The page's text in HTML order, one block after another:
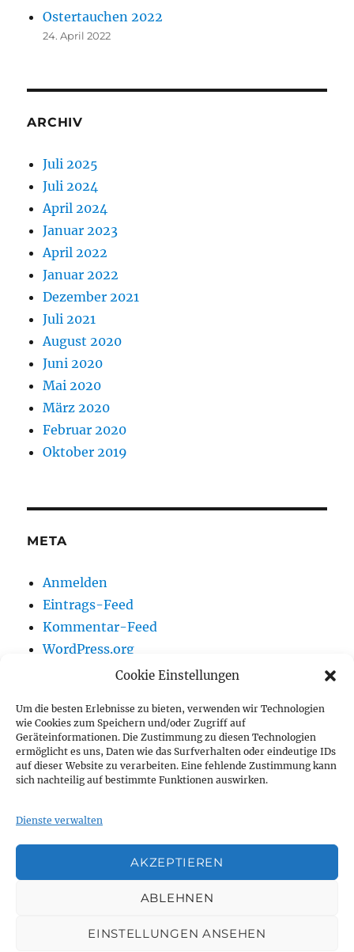
Cookie Einstellungen
Um die besten Erlebnisse zu bieten, verwenden wir Technologien
wie Cookies zum Speichern und/oder Zugriff auf
Geräteinformationen. Die Zustimmung zu diesen Technologien
ermöglicht es uns, Daten wie das Surfverhalten oder eindeutige IDs
auf dieser Website zu verarbeiten. Eine fehlende Zustimmung kann
sich nachteilig auf bestimmte Funktionen auswirken.
Dienste verwalten
AKZEPTIEREN
ABLEHNEN
EINSTELLUNGEN ANSEHEN
Ostertauchen 2022
24. April 2022
ARCHIV
Juli 2025
Juli 2024
April 2024
Januar 2023
April 2022
Januar 2022
Dezember 2021
Juli 2021
August 2020
Juni 2020
Mai 2020
März 2020
Februar 2020
Oktober 2019
META
Anmelden
Eintrags-Feed
Kommentar-Feed
WordPress.org
Vereinsnews
Wir auf Youtube
Youtube
VorstandImpressum
TSC Seehafen Rostock e.V. Datenschutzerklärung